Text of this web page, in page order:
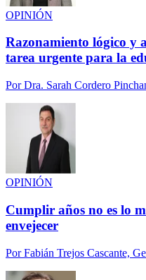
OPINIÓN
Razonamiento lógico y
tarea urgente para la
PorDra. Sarah Cordero
OPINIÓN
Cumplir años no es lo
envejecer
PorFabián Trejos Cascante,